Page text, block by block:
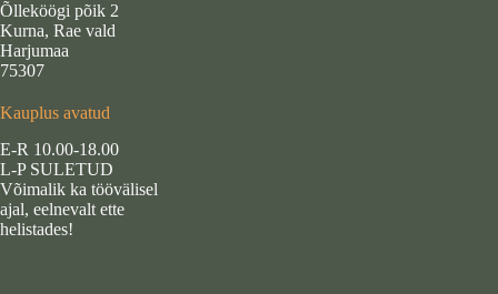
Õlleköögi põik 2
Kurna, Rae vald
Harjumaa
75307
Kauplus avatud
E-R 10.00-18.00
L-P SULETUD
Võimalik ka töövälisel
ajal, eelnevalt ette
helistades!